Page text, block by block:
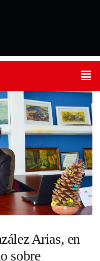
Arias, en
sobre